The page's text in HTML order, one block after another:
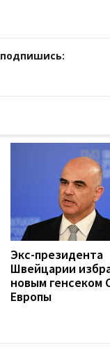
подпишись:
Экс-президента
Швейцарии
новым генсеком
Европы